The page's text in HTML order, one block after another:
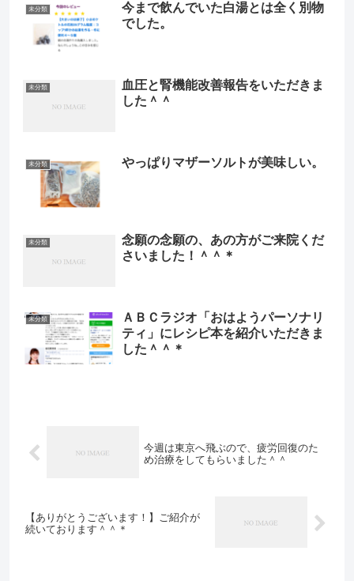
未分類
今まで飲んでいた白湯とは全く別物
でした。
未分類
血圧と腎機能改善報告をいただきま
した＾＾
未分類 やっぱりマザーソルトが美味しい。
未分類
念願の念願の、あの方がご来院くだ
さいました！＾＾＊
未分類
ＡＢＣラジオ「おはようパーソナリ
ティ」にレシピ本を紹介いただきま
した＾＾＊
今週は東京へ飛ぶので、疲労回復のた
め治療をしてもらいました＾＾
【ありがとうございます！】ご紹介が
続いております＾＾＊